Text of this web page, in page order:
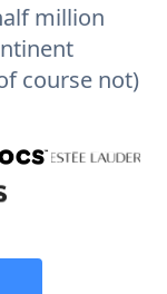
million
course not)